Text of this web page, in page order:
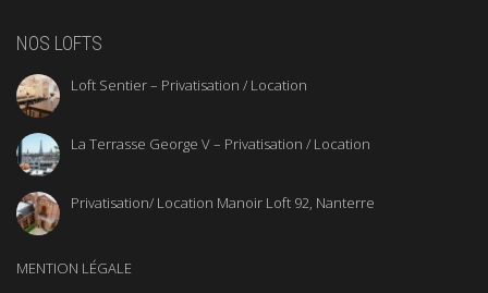
NOS LOFTS
Loft Sentier – Privatisation / Location
La Terrasse George V – Privatisation / Location
Privatisation/ Location Manoir Loft 92, Nanterre
MENTION LÉGALE